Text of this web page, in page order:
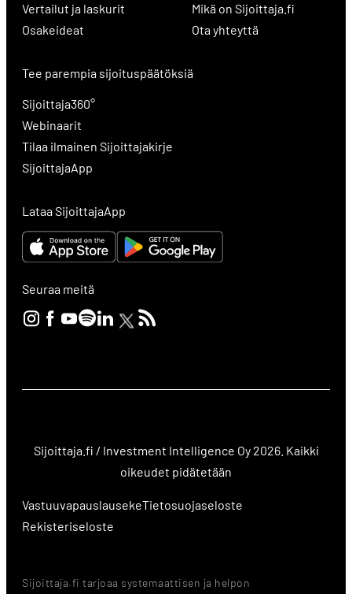
Vertailut ja laskurit
Osakeideat
Mikä on Sijoittaja.fi
Ota yhteyttä
Tee parempia sijoituspäätöksiä
Sijoittaja360°
Webinaarit
Tilaa ilmainen Sijoittajakirje
SijoittajaApp
Lataa SijoittajaApp
Seuraa meitä
Sijoittaja.fi / Investment Intelligence Oy 2026. Kaikki
oikeudet pidätetään
VastuuvapauslausekeTietosuojaseloste
Rekisteriseloste
Sijoittaja.fi tarjoaa systemaattisen ja helpon